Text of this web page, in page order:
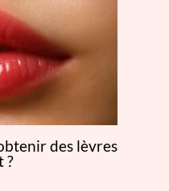
des lèvres
?